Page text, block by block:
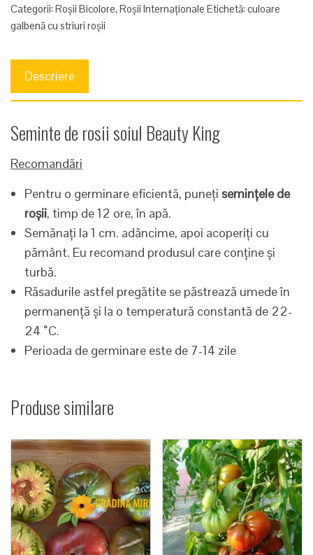
Categorii: Roșii Bicolore, Roșii Internaționale Etichetă: culoare
galbenă cu striuri roșii
Descriere
Seminte de rosii soiul Beauty King
Recomandări
Pentru o germinare eficientă, puneți semințele de
roșii, timp de 12 ore, în apă.
Semănați la 1 cm. adâncime, apoi acoperiți cu
pământ. Eu recomand produsul care conține și
turbă.
Răsadurile astfel pregătite se păstrează umede în
permanență și la o temperatură constantă de 22-
24 ˚C.
Perioada de germinare este de 7-14 zile
Produse similare